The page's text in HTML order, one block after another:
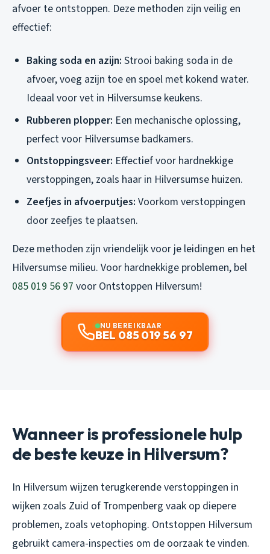
afvoer te ontstoppen. Deze methoden zijn veilig en
effectief:
Baking soda en azijn: Strooi baking soda in de
afvoer, voeg azijn toe en spoel met kokend water.
Ideaal voor vet in Hilversumse keukens.
Rubberen plopper: Een mechanische oplossing,
perfect voor Hilversumse badkamers.
Ontstoppingsveer: Effectief voor hardnekkige
verstoppingen, zoals haar in Hilversumse huizen.
Zeefjes in afvoerputjes: Voorkom verstoppingen
door zeefjes te plaatsen.
Deze methoden zijn vriendelijk voor je leidingen en het
Hilversumse milieu. Voor hardnekkige problemen, bel
085 019 56 97 voor Ontstoppen Hilversum!
NU BEREIKBAAR
BEL 085 019 56 97
Wanneer is professionele hulp
de beste keuze in Hilversum?
In Hilversum wijzen terugkerende verstoppingen in
wijken zoals Zuid of Trompenberg vaak op diepere
problemen, zoals vetophoping. Ontstoppen Hilversum
gebruikt camera-inspecties om de oorzaak te vinden.